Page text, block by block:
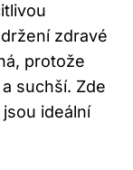
zdravé
protože
suchší. Zde
ideální